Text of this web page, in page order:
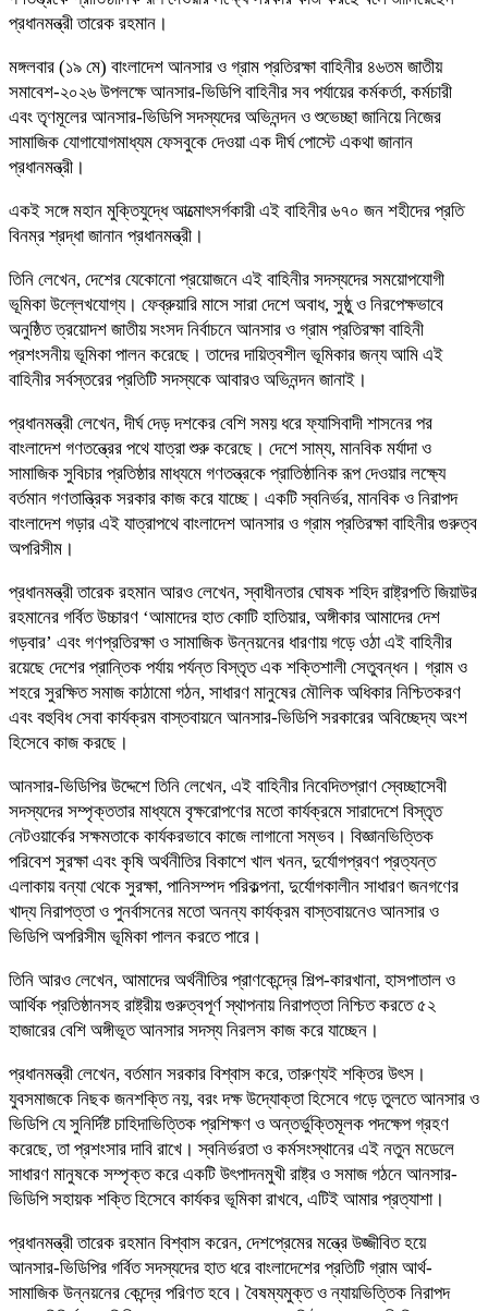
প্রধানমন্ত্রী তারেক রহমান।
মঙ্গলবার (১৯ মে) বাংলাদেশ আনসার ও গ্রাম প্রতিরক্ষা বাহিনীর ৪৬তম জাতীয়
সমাবেশ-২০২৬ উপলক্ষে আনসার-ভিডিপি বাহিনীর সব পর্যায়ের কর্মকর্তা, কর্মচারী
এবং তৃণমূলের আনসার-ভিডিপি সদস্যদের অভিনন্দন ও শুভেচ্ছা জানিয়ে নিজের
সামাজিক যোগাযোগমাধ্যম ফেসবুকে দেওয়া এক দীর্ঘ পোস্টে একথা জানান
প্রধানমন্ত্রী।
একই সঙ্গে মহান মুক্তিযুদ্ধে আত্মোৎসর্গকারী এই বাহিনীর ৬৭০ জন শহীদের প্রতি
বিনম্র শ্রদ্ধা জানান প্রধানমন্ত্রী।
তিনি লেখেন, দেশের যেকোনো প্রয়োজনে এই বাহিনীর সদস্যদের সময়োপযোগী
ভূমিকা উল্লেখযোগ্য। ফেব্রুয়ারি মাসে সারা দেশে অবাধ, সুষ্ঠু ও নিরপেক্ষভাবে
অনুষ্ঠিত ত্রয়োদশ জাতীয় সংসদ নির্বাচনে আনসার ও গ্রাম প্রতিরক্ষা বাহিনী
প্রশংসনীয় ভূমিকা পালন করেছে। তাদের দায়িত্বশীল ভূমিকার জন্য আমি এই
বাহিনীর সর্বস্তরের প্রতিটি সদস্যকে আবারও অভিনন্দন জানাই।
প্রধানমন্ত্রী লেখেন, দীর্ঘ দেড় দশকের বেশি সময় ধরে ফ্যাসিবাদী শাসনের পর
বাংলাদেশ গণতন্ত্রের পথে যাত্রা শুরু করেছে। দেশে সাম্য, মানবিক মর্যাদা ও
সামাজিক সুবিচার প্রতিষ্ঠার মাধ্যমে গণতন্ত্রকে প্রাতিষ্ঠানিক রূপ দেওয়ার লক্ষ্যে
বর্তমান গণতান্ত্রিক সরকার কাজ করে যাচ্ছে। একটি স্বনির্ভর, মানবিক ও নিরাপদ
বাংলাদেশ গড়ার এই যাত্রাপথে বাংলাদেশ আনসার ও গ্রাম প্রতিরক্ষা বাহিনীর গুরুত্ব
অপরিসীম।
প্রধানমন্ত্রী তারেক রহমান আরও লেখেন, স্বাধীনতার ঘোষক শহিদ রাষ্ট্রপতি জিয়াউর
রহমানের গর্বিত উচ্চারণ ‘আমাদের হাত কোটি হাতিয়ার, অঙ্গীকার আমাদের দেশ
গড়বার’ এবং গণপ্রতিরক্ষা ও সামাজিক উন্নয়নের ধারণায় গড়ে ওঠা এই বাহিনীর
রয়েছে দেশের প্রান্তিক পর্যায় পর্যন্ত বিস্তৃত এক শক্তিশালী সেতুবন্ধন। গ্রাম ও
শহরে সুরক্ষিত সমাজ কাঠামো গঠন, সাধারণ মানুষের মৌলিক অধিকার নিশ্চিতকরণ
এবং বহুবিধ সেবা কার্যক্রম বাস্তবায়নে আনসার-ভিডিপি সরকারের অবিচ্ছেদ্য অংশ
হিসেবে কাজ করছে।
আনসার-ভিডিপির উদ্দেশে তিনি লেখেন, এই বাহিনীর নিবেদিতপ্রাণ স্বেচ্ছাসেবী
সদস্যদের সম্পৃক্ততার মাধ্যমে বৃক্ষরোপণের মতো কার্যক্রমে সারাদেশে বিস্তৃত
নেটওয়ার্কের সক্ষমতাকে কার্যকরভাবে কাজে লাগানো সম্ভব। বিজ্ঞানভিত্তিক
পরিবেশ সুরক্ষা এবং কৃষি অর্থনীতির বিকাশে খাল খনন, দুর্যোগপ্রবণ প্রত্যন্ত
এলাকায় বন্যা থেকে সুরক্ষা, পানিসম্পদ পরিকল্পনা, দুর্যোগকালীন সাধারণ জনগণের
খাদ্য নিরাপত্তা ও পুনর্বাসনের মতো অনন্য কার্যক্রম বাস্তবায়নেও আনসার ও
ভিডিপি অপরিসীম ভূমিকা পালন করতে পারে।
তিনি আরও লেখেন, আমাদের অর্থনীতির প্রাণকেন্দ্রে শিল্প-কারখানা, হাসপাতাল ও
আর্থিক প্রতিষ্ঠানসহ রাষ্ট্রীয় গুরুত্বপূর্ণ স্থাপনায় নিরাপত্তা নিশ্চিত করতে ৫২
হাজারের বেশি অঙ্গীভূত আনসার সদস্য নিরলস কাজ করে যাচ্ছেন।
প্রধানমন্ত্রী লেখেন, বর্তমান সরকার বিশ্বাস করে, তারুণ্যই শক্তির উৎস।
যুবসমাজকে নিছক জনশক্তি নয়, বরং দক্ষ উদ্যোক্তা হিসেবে গড়ে তুলতে আনসার ও
ভিডিপি যে সুনির্দিষ্ট চাহিদাভিত্তিক প্রশিক্ষণ ও অন্তর্ভুক্তিমূলক পদক্ষেপ গ্রহণ
করেছে, তা প্রশংসার দাবি রাখে। স্বনির্ভরতা ও কর্মসংস্থানের এই নতুন মডেলে
সাধারণ মানুষকে সম্পৃক্ত করে একটি উৎপাদনমুখী রাষ্ট্র ও সমাজ গঠনে আনসার-
ভিডিপি সহায়ক শক্তি হিসেবে কার্যকর ভূমিকা রাখবে, এটিই আমার প্রত্যাশা।
প্রধানমন্ত্রী তারেক রহমান বিশ্বাস করেন, দেশপ্রেমের মন্ত্রে উজ্জীবিত হয়ে
আনসার-ভিডিপির গর্বিত সদস্যদের হাত ধরে বাংলাদেশের প্রতিটি গ্রাম আর্থ-
সামাজিক উন্নয়নের কেন্দ্রে পরিণত হবে। বৈষম্যমুক্ত ও ন্যায়ভিত্তিক নিরাপদ